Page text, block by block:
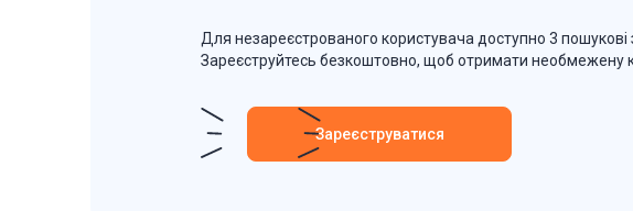
Для незареєстрованого користувача доступно 3 пошукові
Зареєструйтесь безкоштовно, щоб отримати необмежену
Зареєструватися